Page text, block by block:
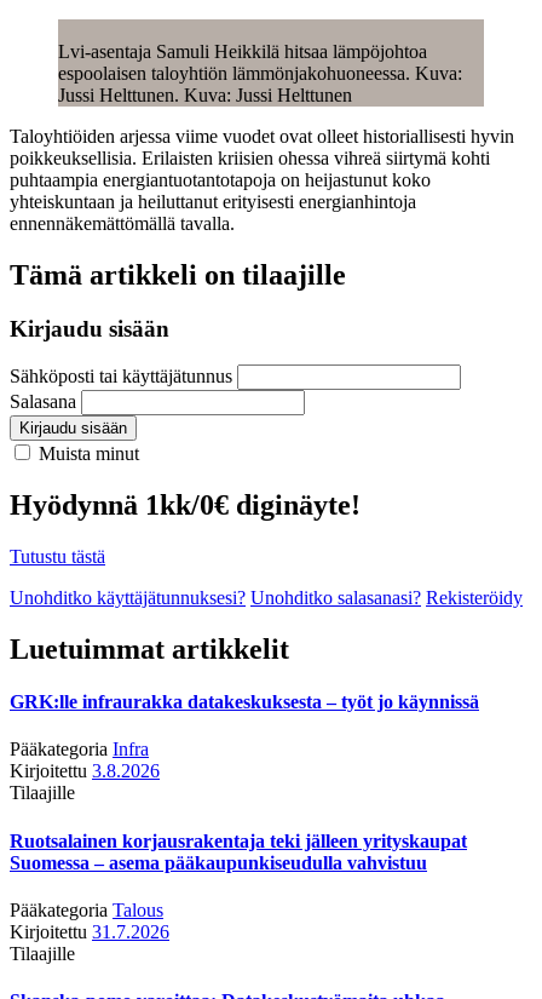
Lvi-asentaja Samuli Heikkilä hitsaa lämpöjohtoa
espoolaisen taloyhtiön lämmönjakohuoneessa. Kuva:
Jussi Helttunen. Kuva: Jussi Helttunen
Taloyhtiöiden arjessa viime vuodet ovat olleet historiallisesti hyvin
poikkeuksellisia. Erilaisten kriisien ohessa vihreä siirtymä kohti
puhtaampia energiantuotantotapoja on heijastunut koko
yhteiskuntaan ja heiluttanut erityisesti energianhintoja
ennennäkemättömällä tavalla.
Tämä artikkeli on tilaajille
Kirjaudu sisään
Sähköposti tai käyttäjätunnus
Salasana
Kirjaudu sisään
Muista minut
Hyödynnä 1kk/0€ diginäyte!
Tutustu tästä
Unohditko käyttäjätunnuksesi? Unohditko salasanasi? Rekisteröidy
Luetuimmat artikkelit
GRK:lle infraurakka datakeskuksesta – työt jo käynnissä
Pääkategoria Infra
Kirjoitettu 3.8.2026
Tilaajille
Ruotsalainen korjausrakentaja teki jälleen yrityskaupat
Suomessa – asema pääkaupunkiseudulla vahvistuu
Pääkategoria Talous
Kirjoitettu 31.7.2026
Tilaajille